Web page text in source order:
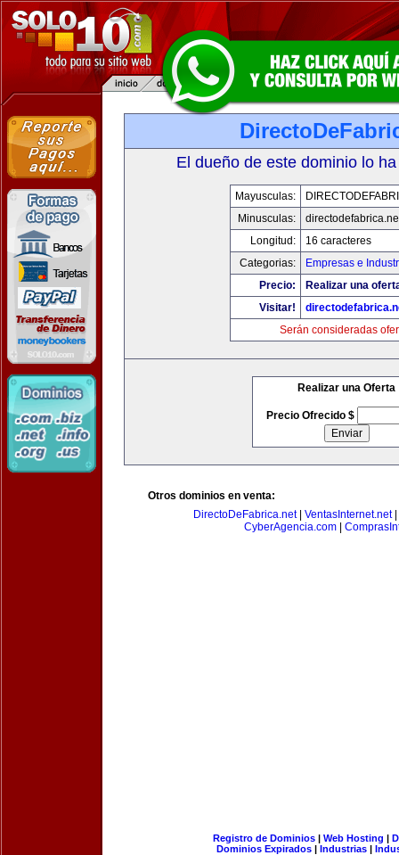
El dueño de este dominio lo
Mayusculas:
Minusculas:
Longitud:
16 caracteres
Categorias:
Empresas e
Precio:
Realizar una
Visitar!
Serán consideradas
Realizar una Oferta
Precio Ofrecido $
Otros dominios en venta:
DirectoDeFabrica.net| VentasInternet.net|
CyberAgencia.com
Registro de Dominios| Web Hosting |
Dominios Expirados | Industrias |